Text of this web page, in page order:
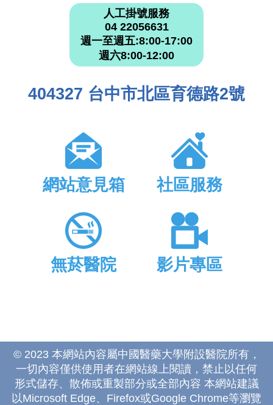
人工掛號服務
04 22056631
週一至週五:8:00-17:00
週六8:00-12:00
404327 台中市北區育德路2號
網站意見箱 社區服務
無菸醫院 影片專區
© 2023 本網站內容屬中國醫藥大學附設醫院所有，
一切內容僅供使用者在網站線上閱讀，禁止以任何
形式儲存、散佈或重製部分或全部內容 本網站建議
以Microsoft Edge、Firefox或Google Chrome等瀏覽